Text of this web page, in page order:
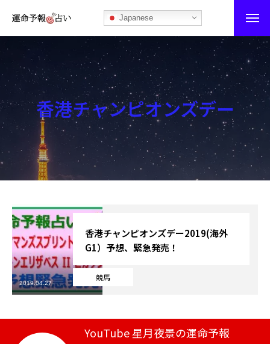
Japanese
運命予報占い
運命予報占いとは
あなたの所属部屋を探そう！
最恐の相性占い
秘伝公開！吉凶カレンダー
ブログ
お知らせ
芸能界
テニス
香港チャンピオンズデー
競馬
香港チャンピオンズデー2019(海外
G1）予想、緊急発売！
2019.04.27
YouTube 星月夜景の運命予報